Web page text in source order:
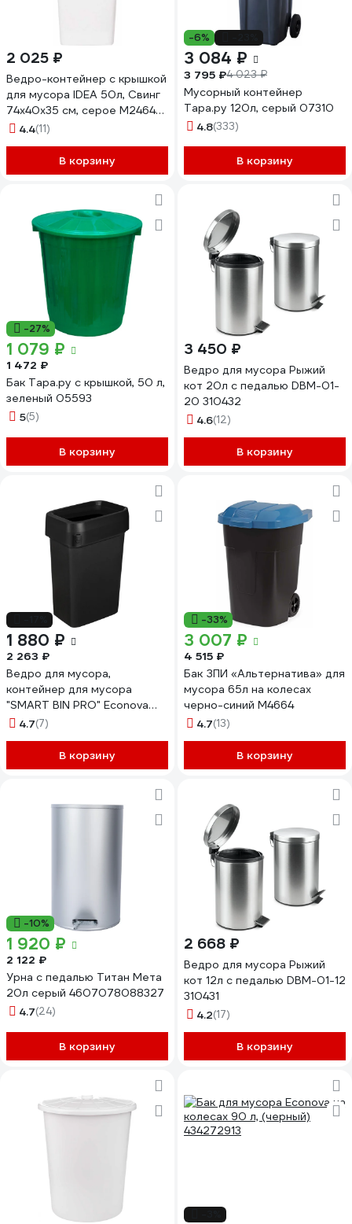
2 025 ₽
Ведро-контейнер с крышкой
для мусора IDEA 50л, Свинг
74х40х35 см, серое М2464
600160
4.4(11)
В корзину
-6%
3 084 ₽
3 795 ₽4 023 ₽
Мусорный контейнер
Тара.ру 120л, серый 07310
4.8(333)
В корзину
-27%
1 079 ₽
1 472 ₽
Бак Тара.ру с крышкой, 50 л,
зеленый 05593
5(5)
В корзину
3 450 ₽
Ведро для мусора Рыжий
кот 20л с педалью DBM-01-
20 310432
4.6(12)
В корзину
1 880 ₽
2 263 ₽
Ведро для мусора,
контейнер для мусора
"SMART BIN PRO" Econova
50Л (Черный) 435245813
4.7(7)
В корзину
-33%
3 007 ₽
4 515 ₽
Бак ЗПИ «Альтернатива» для
мусора 65л на колесах
черно-синий М4664
4.7(13)
В корзину
-10%
1 920 ₽
2 122 ₽
Урна с педалью Титан Мета
20л серый 4607078088327
4.7(24)
В корзину
2 668 ₽
Ведро для мусора Рыжий
кот 12л с педалью DBM-01-12
310431
4.2(17)
В корзину